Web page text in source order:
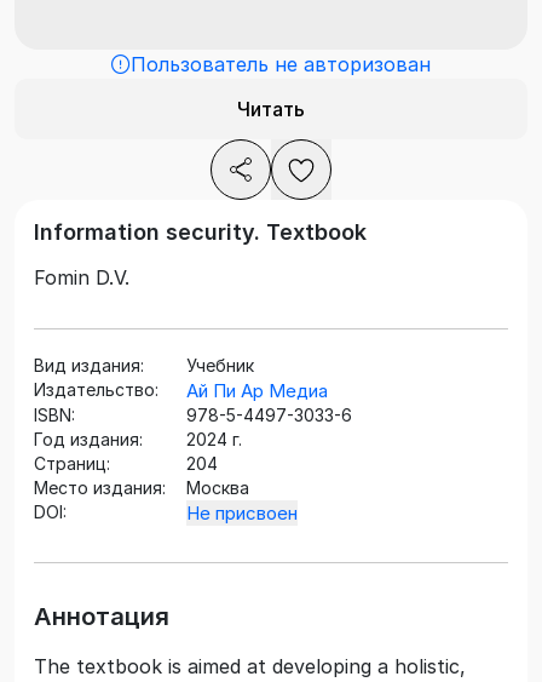
Пользователь не авторизован
Читать
Information security. Textbook
Fomin D.V.
Вид издания:
Учебник
Издательство:
Ай Пи Ар Медиа
ISBN:
978-5-4497-3033-6
Год издания:
2024 г.
Страниц:
204
Место издания:
Москва
DOI:
Не присвоен
Аннотация
The textbook is aimed at developing a holistic,